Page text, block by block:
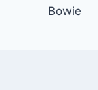
Bowie